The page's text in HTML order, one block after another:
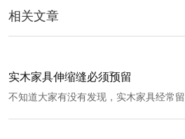
相关文章
实木家具伸缩缝必须预留
不知道大家有没有发现，实木家具经常